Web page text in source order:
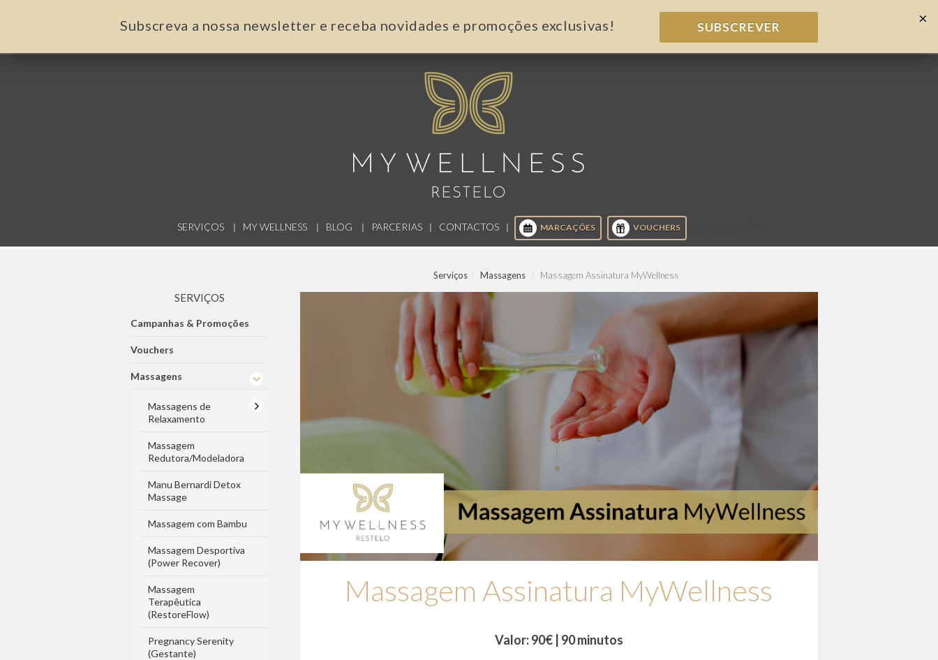
×
Subscreva a nossa newsletter e receba novidades e promoções exclusivas! SUBSCREVER
SERVIÇOS MY WELLNESS BLOG PARCERIAS CONTACTOS MARCAÇÕES VOUCHERS
Serviços Massagens Massagem Assinatura MyWellness
SERVIÇOS
Campanhas & Promoções
Vouchers
Massagens
Massagens de
Relaxamento
Massagem
Redutora/Modeladora
Manu Bernardi Detox
Massage
Massagem com Bambu
Massagem Desportiva
(Power Recover)
Massagem
Terapêutica
(RestoreFlow)
Pregnancy Serenity
(Gestante)
Massagem Assinatura MyWellness
Valor: 90€ | 90 minutos